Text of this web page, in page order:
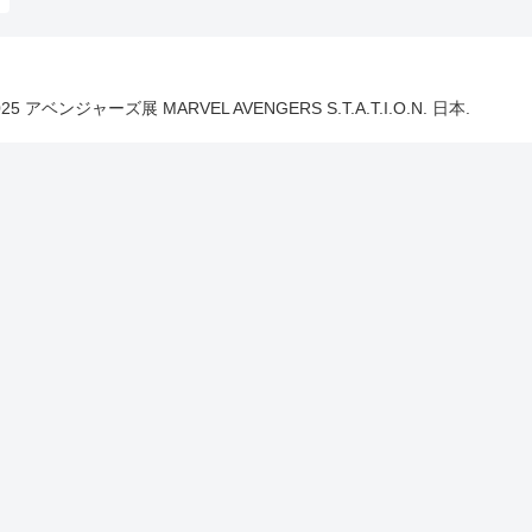
アベンジャーズ展 MARVEL AVENGERS S.T.A.T.I.O.N. 日本.